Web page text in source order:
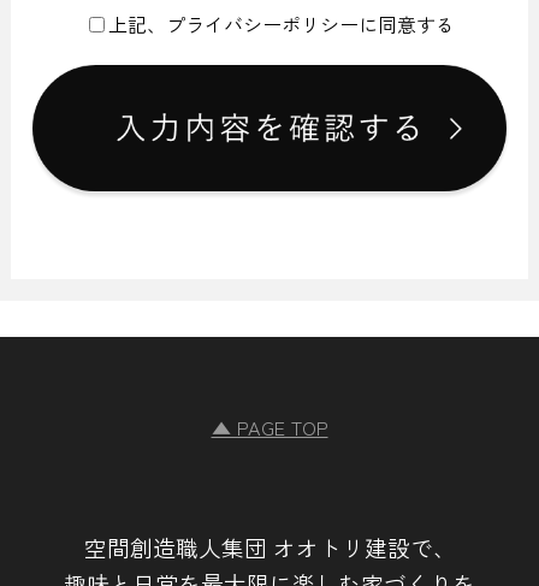
プライバシー情報のうち「個人情報」とは，個人情報保護法
にいう「個人情報」を指すものとし，生存する個人に関する
情報であって，当該情報に含まれる氏名，生年月日，住所，
電話番号，連絡先その他の記述等により特定の個人を識別で
きる情報を指します。
プライバシー情報のうち「履歴情報および特性情報」とは，
上記に定める「個人情報」以外のものをいい，ご利用いただ
いたサービスやご購入いただいた商品，ご覧になったページ
当社は，ユーザーが利用登録をする際に氏名，生年月日，住
たユーザーの個人情報を含む取引記録や，決済に関する情報
を当社の提携先（情報提供元，広告主，広告配信先などを含
上記、プライバシーポリシーに同意する
▲ PAGE TOP
空間創造職人集団 オオトリ建設で、